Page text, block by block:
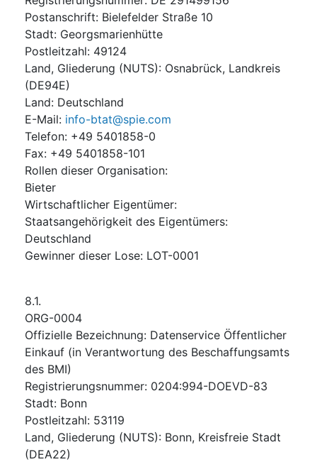
Postanschrift: Bielefelder Straße 10
Stadt: Georgsmarienhütte
Postleitzahl: 49124
Land, Gliederung (NUTS): Osnabrück, Landkreis
(DE94E)
Land: Deutschland
E-Mail: info-btat@spie.com
Telefon: +49 5401858-0
Fax: +49 5401858-101
Rollen dieser Organisation:
Bieter
Wirtschaftlicher Eigentümer:
Staatsangehörigkeit des Eigentümers:
Deutschland
Gewinner dieser Lose: LOT-0001
8.1.
ORG-0004
Offizielle Bezeichnung: Datenservice Öffentlicher
Einkauf (in Verantwortung des Beschaffungsamts
des BMI)
Registrierungsnummer: 0204:994-DOEVD-83
Stadt: Bonn
Postleitzahl: 53119
Land, Gliederung (NUTS): Bonn, Kreisfreie Stadt
(DEA22)